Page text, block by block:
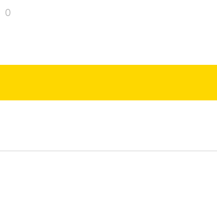
0